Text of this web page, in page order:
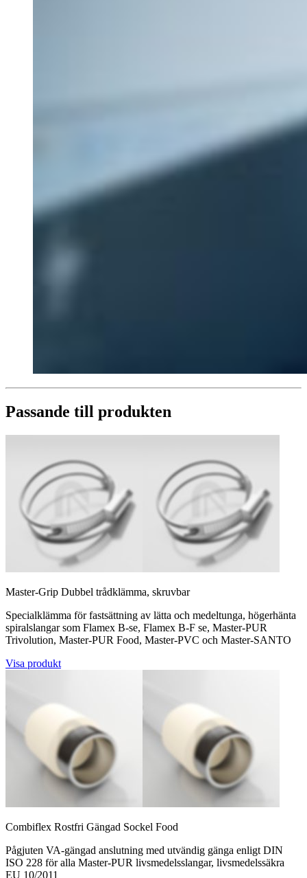
Passande till produkten
Master-Grip Dubbel trådklämma, skruvbar
Specialklämma för fastsättning av lätta och medeltunga, högerhänta
spiralslangar som Flamex B-se, Flamex B-F se, Master-PUR
Trivolution, Master-PUR Food, Master-PVC och Master-SANTO
Visa produkt
Combiflex Rostfri Gängad Sockel Food
Pågjuten VA-gängad anslutning med utvändig gänga enligt DIN
ISO 228 för alla Master-PUR livsmedelsslangar, livsmedelssäkra
EU 10/2011